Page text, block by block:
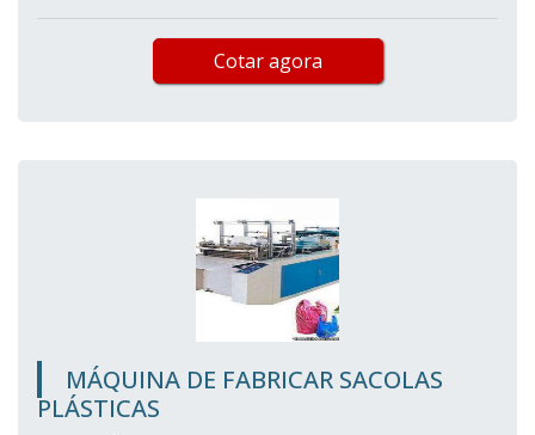
Cotar agora
MÁQUINA DE FABRICAR SACOLAS
PLÁSTICAS